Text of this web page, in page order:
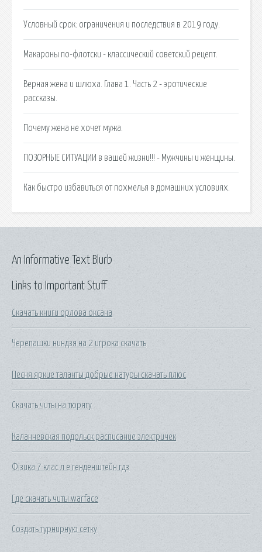
Условный срок: ограничения и последствия в 2019 году.
Макароны по-флотски - классический советский рецепт.
Верная жена и шлюха. Глава 1. Часть 2 - эротические
рассказы.
Почему жена не хочет мужа.
ПОЗОРНЫЕ СИТУАЦИИ в вашей жизни!!! - Мужчины и женщины.
Как быстро избавиться от похмелья в домашних условиях.
Links to Important Stuff
Скачать книги орлова оксана
Черепашки ниндзя на 2 игрока скачать
Песня яркие таланты добрые натуры скачать плюс
Скачать читы на тюрягу
Каланчевская подольск расписание электричек
Фізика 7 клас л е генденштейн гдз
Где скачать читы warface
Создать турнирную сетку
An Informative Text Blurb